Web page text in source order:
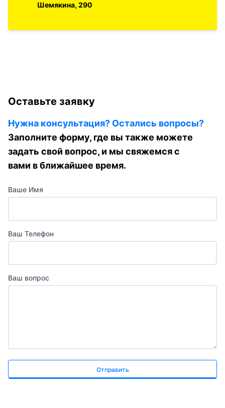
Шемякина, 290
Оставьте заявку
Нужна консультация? Остались вопросы?
Заполните форму, где вы также можете
задать свой вопрос, и мы свяжемся с
вами в ближайшее время.
Ваше Имя
Ваш Телефон
Ваш вопрос
Отправить